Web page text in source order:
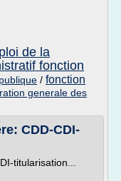
de la
fonction
/ fonction
generale des
CDD-CDI-
titularisation...